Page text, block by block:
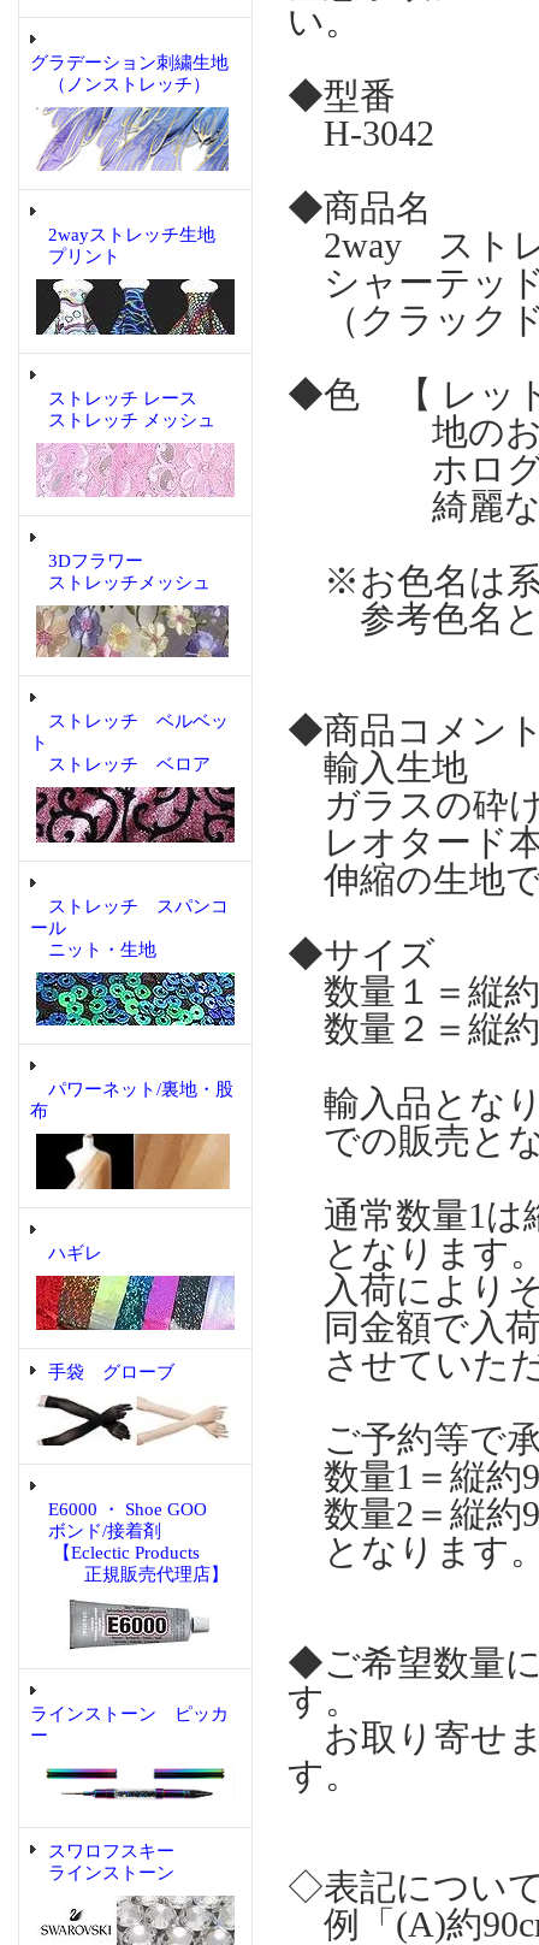
グラデーション刺繍生地
（ノンストレッチ）
2wayストレッチ生地
プリント
ストレッチ レース
ストレッチ メッシュ
3Dフラワー
ストレッチメッシュ
ストレッチ ベルベッ
ト
ストレッチ ベロア
ストレッチ スパンコ
ール
ニット・生地
パワーネット/裏地・股
布
ハギレ
手袋 グローブ
E6000 ・ Shoe GOO
ボンド/接着剤
【Eclectic Products
正規販売代理店】
ラインストーン ピッカ
ー
スワロフスキー
ラインストーン
い。
◆型番
H-3042
◆商品名
2way スト
シャーテッ
（クラック
◆色 【 レッ
地のお色
ホログラ
綺麗な発
※お色名は系
参考色名と
◆商品コメン
輸入生地
ガラスの砕
レオタード
伸縮の生地
◆サイズ
数量１＝縦
数量２＝縦
輸入品とな
での販売と
通常数量1は
となります
入荷により
同金額で入
させていた
ご予約等で
数量1＝縦約
数量2＝縦約
となります
◆ご希望数量
す。
お取り寄せ
す。
◇表記につい
例「(A)約